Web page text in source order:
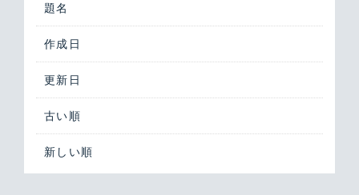
題名
作成日
更新日
古い順
新しい順